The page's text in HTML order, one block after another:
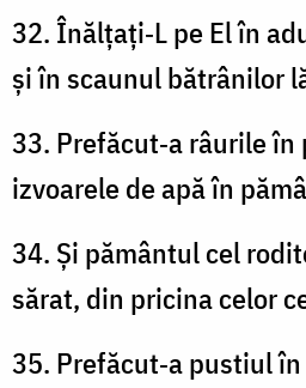
32. Înălțați‑L pe El în
și în scaunul bătrânilor
33. Prefăcut‑a râurile
izvoarele de apă în
34. Și pământul cel
sărat, din pricina celor
35. Prefăcut‑a pustiul